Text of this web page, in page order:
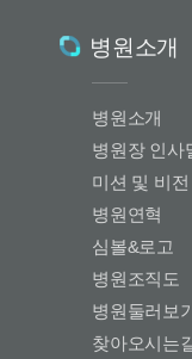
병원소개
병원소개
병원장 인사
미션 및 비전
병원연혁
심볼&로고
병원조직도
병원둘러보
찾아오시는